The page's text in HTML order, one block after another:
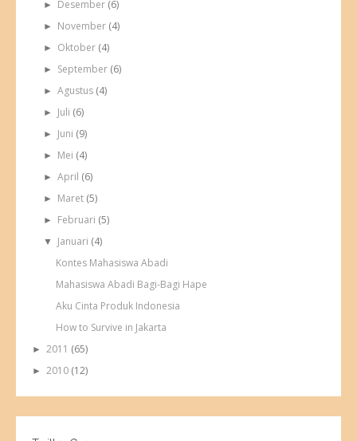
► Desember (6)
► November (4)
► Oktober (4)
► September (6)
►Agustus (4)
► Juli (6)
► Juni (9)
► Mei (4)
►April (6)
► Maret (5)
► Februari (5)
▼ Januari (4)
Kontes Mahasiswa Abadi
Mahasiswa Abadi Bagi-Bagi Hape
Aku Cinta Produk Indonesia
How to Survive in Jakarta
► 2011 (65)
► 2010 (12)